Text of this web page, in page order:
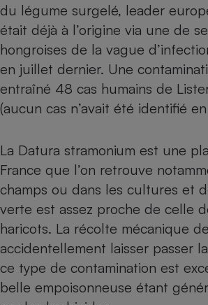
du légume surgelé, leader
était déjà à l’origine via une de
hongroises de la vague
en juillet dernier. Une
entraîné 48 cas humains de
(aucun cas n’avait été identifié
La Datura stramonium est une
France que l’on retrouve
champs ou dans les cultures et
verte est assez proche de celle
haricots. La récolte mécanique
accidentellement laisser passer
ce type de contamination est
belle empoisonneuse étant